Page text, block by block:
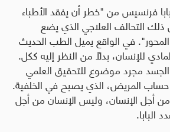
فرنسيس من "خطر أن يفقد الأطباء
ذلك التحالف العلاجي الذي يضع
في الواقع يميل الطب الحديث
للإنسان، بدلاً من النظر إليه ككل.
مجرد موضوع للتحقيق العلمي
حساب المريض، الذي يصبح في الخلفية.
أجل الإنسان، وليس الإنسان من أجل
البابا.